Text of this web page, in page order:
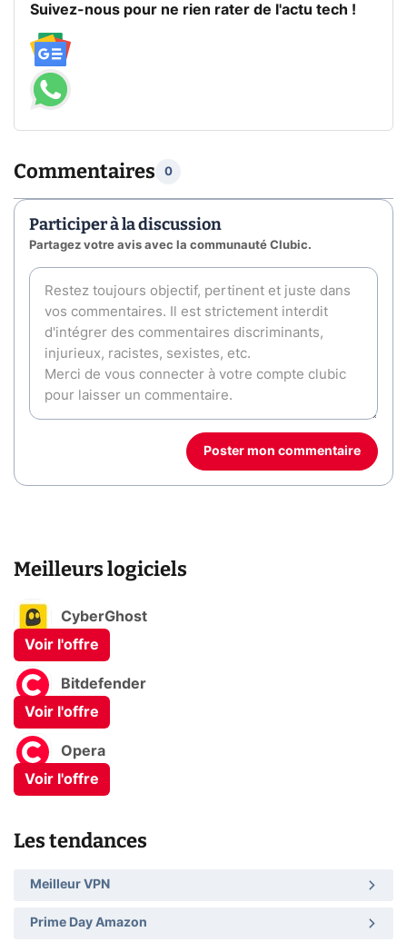
Suivez-nous pour ne rien rater de l'actu tech !
Commentaires 0
Participer à la discussion
Partagez votre avis avec la communauté Clubic.
Poster mon commentaire
Meilleurs logiciels
CyberGhost
Voir l'offre
Bitdefender
Voir l'offre
Opera
Voir l'offre
Les tendances
Meilleur VPN
Prime Day Amazon